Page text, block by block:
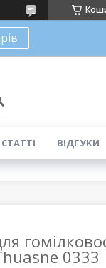
СТАТТІ ВІДГУКИ
0333